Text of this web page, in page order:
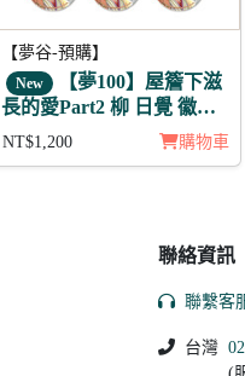
【夢谷-預購】
New 【夢100】屋簷下滋
長的愛Part2 柳 日覺 徽章
11入組
NT$1,200 購物車
聯絡資訊
聯繫客
台灣